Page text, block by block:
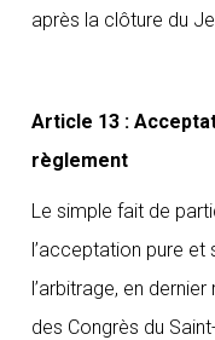
après la clôture du
Article 13 :
règlement
Le simple fait de
l’acceptation pure
l’arbitrage, en
des Congrès du